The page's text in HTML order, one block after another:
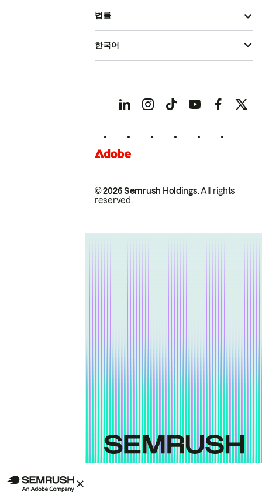
© 2026 Semrush Holdings.All rights
reserved.
법률
한국어